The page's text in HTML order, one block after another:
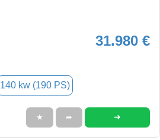
31.980 €
140 kw (190 PS)
★ ➦ ➜